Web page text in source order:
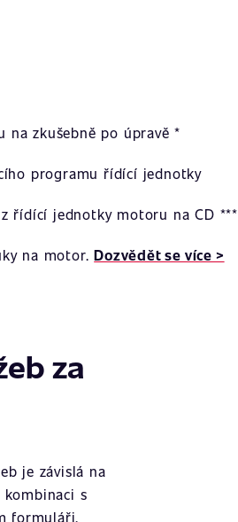
na zkušebně po úpravě *
programu řídící jednotky
řídící jednotky motoru na CD ***
na motor.Dozvědět se více >
za
je závislá na
kombinaci s
formuláři.